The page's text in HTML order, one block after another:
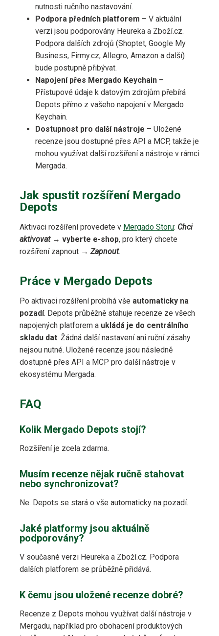
nutnosti ručního nastavování.
Podpora předních platforem – V aktuální
verzi jsou podporovány Heureka a Zboží.cz.
Podpora dalších zdrojů (Shoptet, Google My
Business, Firmy.cz, Allegro, Amazon a další)
bude postupně přibývat.
Napojení přes Mergado Keychain –
Přístupové údaje k datovým zdrojům přebírá
Depots přímo z vašeho napojení v Mergado
Keychain.
Dostupnost pro další nástroje – Uložené
recenze jsou dostupné přes API a MCP, takže je
mohou využívat další rozšíření a nástroje v rámci
Mergada.
Jak spustit rozšíření Mergado
Depots
Aktivaci rozšíření provedete v Mergado Storu: Chci
aktivovat→ vyberte e-shop, pro který chcete
rozšíření zapnout →Zapnout.
Práce v Mergado Depots
Po aktivaci rozšíření probíhá vše automaticky na
pozadí. Depots průběžně stahuje recenze ze všech
napojených platforem a ukládá je do centrálního
skladu dat. Žádná další nastavení ani ruční zásahy
nejsou nutné. Uložené recenze jsou následně
dostupné přes API a MCP pro další nástroje v
ekosystému Mergada.
FAQ
Kolik Mergado Depots stojí?
Rozšíření je zcela zdarma.
Musím recenze nějak ručně stahovat
nebo synchronizovat?
Ne. Depots se stará o vše automaticky na pozadí.
Jaké platformy jsou aktuálně
podporovány?
V současné verzi Heureka a Zboží.cz. Podpora
dalších platforem se průběžně přidává.
K čemu jsou uložené recenze dobré?
Recenze z Depots mohou využívat další nástroje v
Mergadu, například pro obohacení produktových